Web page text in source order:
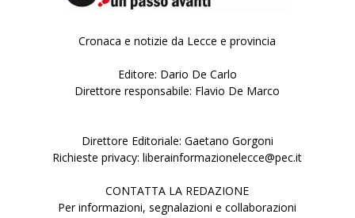
Cronaca e notizie da Lecce e provincia
Editore: Dario De Carlo
Direttore responsabile: Flavio De Marco
Direttore Editoriale: Gaetano Gorgoni
Richieste privacy: liberainformazionelecce@pec.it
CONTATTA LA REDAZIONE
Per informazioni, segnalazioni e collaborazioni